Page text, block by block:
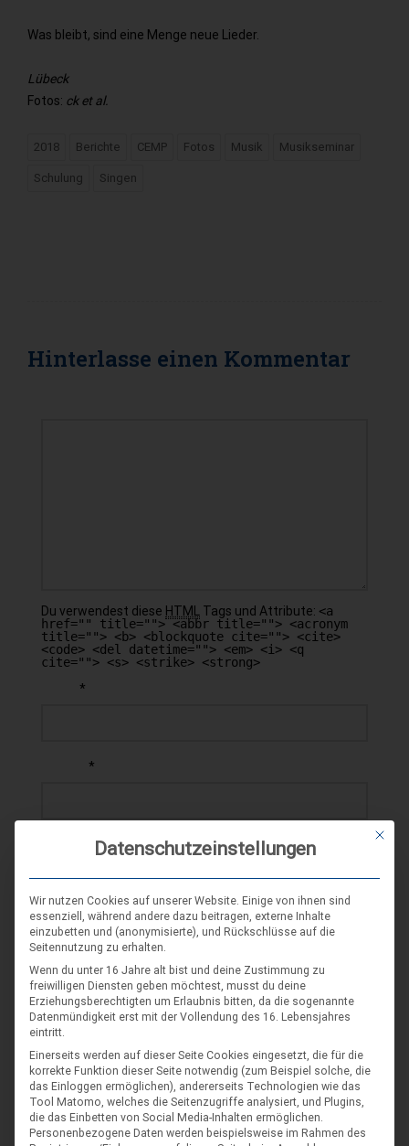
Was bleibt, sind eine Menge neue Lieder.
Lübeck
Fotos: ck et al.
2018 Berichte CEMP Fotos Musik Musikseminar
Schulung Singen
Hinterlasse einen Kommentar
Du verwendest diese HTML Tags und Attribute: <a
href="" title=""> <abbr title=""> <acronym
title=""> <b> <blockquote cite=""> <cite>
<code> <del datetime=""> <em> <i> <q
cite=""> <s> <strike> <strong>
*
*
WEBSEITE
SCHLAGWORT-SUCHE
Mit
Datenschutzeinstellungen
Wir nutzen Cookies auf unserer Website. Einige von ihnen sind
essenziell, während andere dazu beitragen, externe Inhalte
einzubetten und (anonymisierte), und Rückschlüsse auf die
Seitennutzung zu erhalten.
Wenn du unter 16 Jahre alt bist und deine Zustimmung zu
freiwilligen Diensten geben möchtest, musst du deine
Erziehungsberechtigten um Erlaubnis bitten, da die sogenannte
Datenmündigkeit erst mit der Vollendung des 16. Lebensjahres
eintritt.
Einerseits werden auf dieser Seite Cookies eingesetzt, die für die
korrekte Funktion dieser Seite notwendig (zum Beispiel solche, die
das Einloggen ermöglichen), andererseits Technologien wie das
Tool Matomo, welches die Seitenzugriffe analysiert, und Plugins,
die das Einbetten von Social Media-Inhalten ermöglichen.
Personenbezogene Daten werden beispielsweise im Rahmen des